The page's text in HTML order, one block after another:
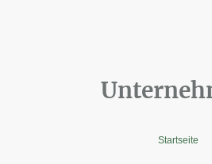
Startseite